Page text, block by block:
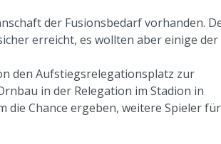
der Fusionsbedarf vorhanden.
erreicht, es wollten aber einige der
den Aufstiegsrelegationsplatz zur
in der Relegation im Stadion in
die Chance ergeben, weitere Spieler für